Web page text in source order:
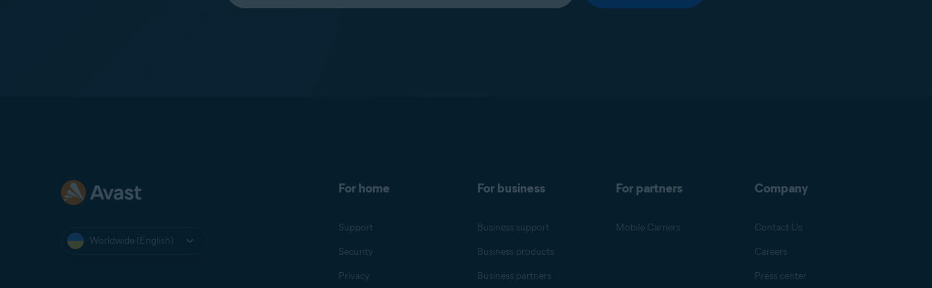
language:
Worldwide (English)
For home
Support
Security
Privacy
For business
Business support
Business products
Business partners
For partners
Mobile Carriers
Company
Contact Us
Careers
Press center